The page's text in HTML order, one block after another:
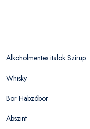
Alkoholmentes italok Szirup
Whisky
Bor Habzóbor
Abszint